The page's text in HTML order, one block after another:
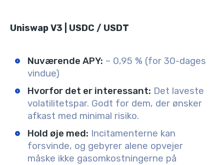
Uniswap V3 | USDC / USDT
Nuværende APY: ~ 0,95 % (for 30-dages
vindue)
Hvorfor det er interessant: Det laveste
volatilitetspar. Godt for dem, der ønsker
afkast med minimal risiko.
Hold øje med: Incitamenterne kan
forsvinde, og gebyrer alene opvejer
måske ikke gasomkostningerne på